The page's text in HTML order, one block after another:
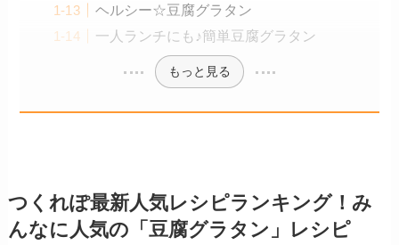
ヘルシー☆豆腐グラタン
一人ランチにも♪簡単豆腐グラタン
もっと見る
つくれぽ最新人気レシピランキング！み
んなに人気の「豆腐グラタン」レシピ